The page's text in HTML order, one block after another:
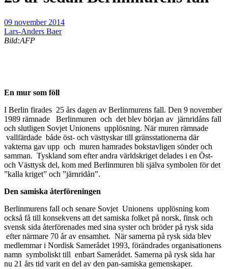
09 november 2014
Lars-Anders Baer
Bild:AFP
En mur som föll
I Berlin firades 25 års dagen av Berlinmurens fall. Den 9 november
1989 rämnade Berlinmuren och det blev början av järnridåns fall
och slutligen Sovjet Unionens upplösning. När muren rämnade
vallfärdade både öst- och västtyskar till gränsstationerna där
vakterna gav upp och muren hamrades bokstavligen sönder och
samman. Tyskland som efter andra världskriget delades i en Öst-
och Västtysk del, kom med Berlinmuren bli själva symbolen för det
”kalla kriget” och ”järnridån”.
Den samiska återföreningen
Berlinmurens fall och senare Sovjet Unionens upplösning kom
också få till konsekvens att det samiska folket på norsk, finsk och
svensk sida återförenades med sina syster och bröder på rysk sida
efter närmare 70 år av ensamhet. När samerna på rysk sida blev
medlemmar i Nordisk Samerådet 1993, förändrades organisationens
namn symboliskt till enbart Samerådet. Samerna på rysk sida har
nu 21 års tid varit en del av den pan-samiska gemenskaper.